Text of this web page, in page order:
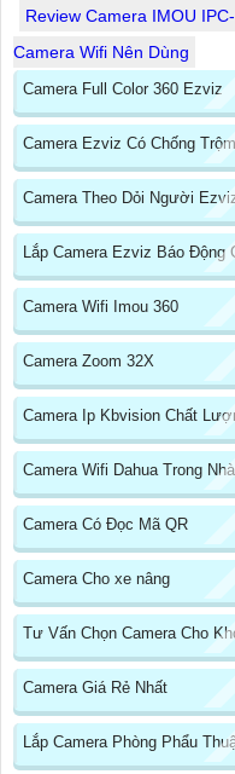
Review Camera IMOU
Camera Wifi Nên Dùng
Camera Full Color 360 Ezviz
Camera Ezviz Có Chống Trộm
Camera Theo Dỏi Người
Lắp Camera Ezviz Báo Động
Camera Wifi Imou 360
Camera Zoom 32X
Camera Ip Kbvision Chất
Camera Wifi Dahua Trong Nhà
Camera Có Đọc Mã QR
Camera Cho xe nâng
Tư Vấn Chọn Camera Cho
Camera Giá Rẻ Nhất
Lắp Camera Phòng Phẩu